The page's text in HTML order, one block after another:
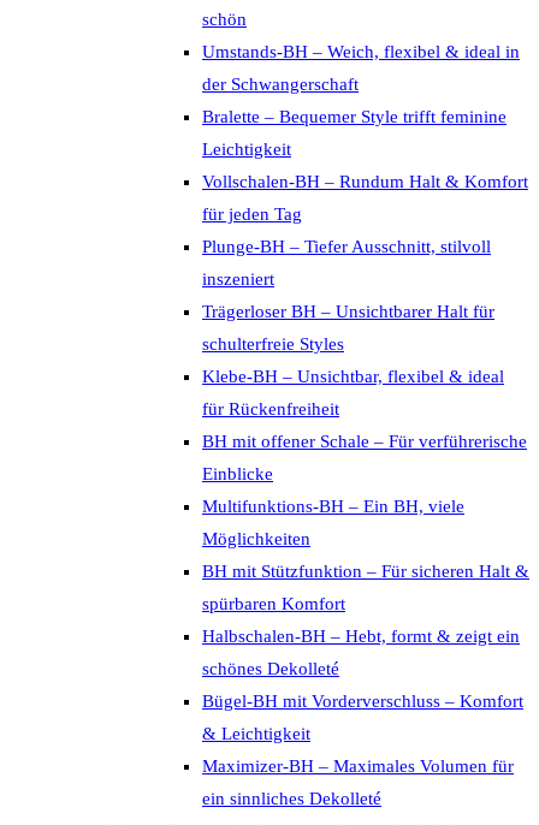
schön
Umstands-BH – Weich, flexibel & ideal in
der Schwangerschaft
Bralette – Bequemer Style trifft feminine
Leichtigkeit
Vollschalen-BH – Rundum Halt & Komfort
für jeden Tag
Plunge-BH – Tiefer Ausschnitt, stilvoll
inszeniert
Trägerloser BH – Unsichtbarer Halt für
schulterfreie Styles
Klebe-BH – Unsichtbar, flexibel & ideal
für Rückenfreiheit
BH mit offener Schale – Für verführerische
Einblicke
Multifunktions-BH – Ein BH, viele
Möglichkeiten
BH mit Stützfunktion – Für sicheren Halt &
spürbaren Komfort
Halbschalen-BH – Hebt, formt & zeigt ein
schönes Dekolleté
Bügel-BH mit Vorderverschluss – Komfort
& Leichtigkeit
Maximizer-BH – Maximales Volumen für
ein sinnliches Dekolleté